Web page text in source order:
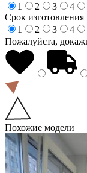
1
2 3 4
Срок изготовления
1
2 3 4
Пожалуйста,
Похожие модели